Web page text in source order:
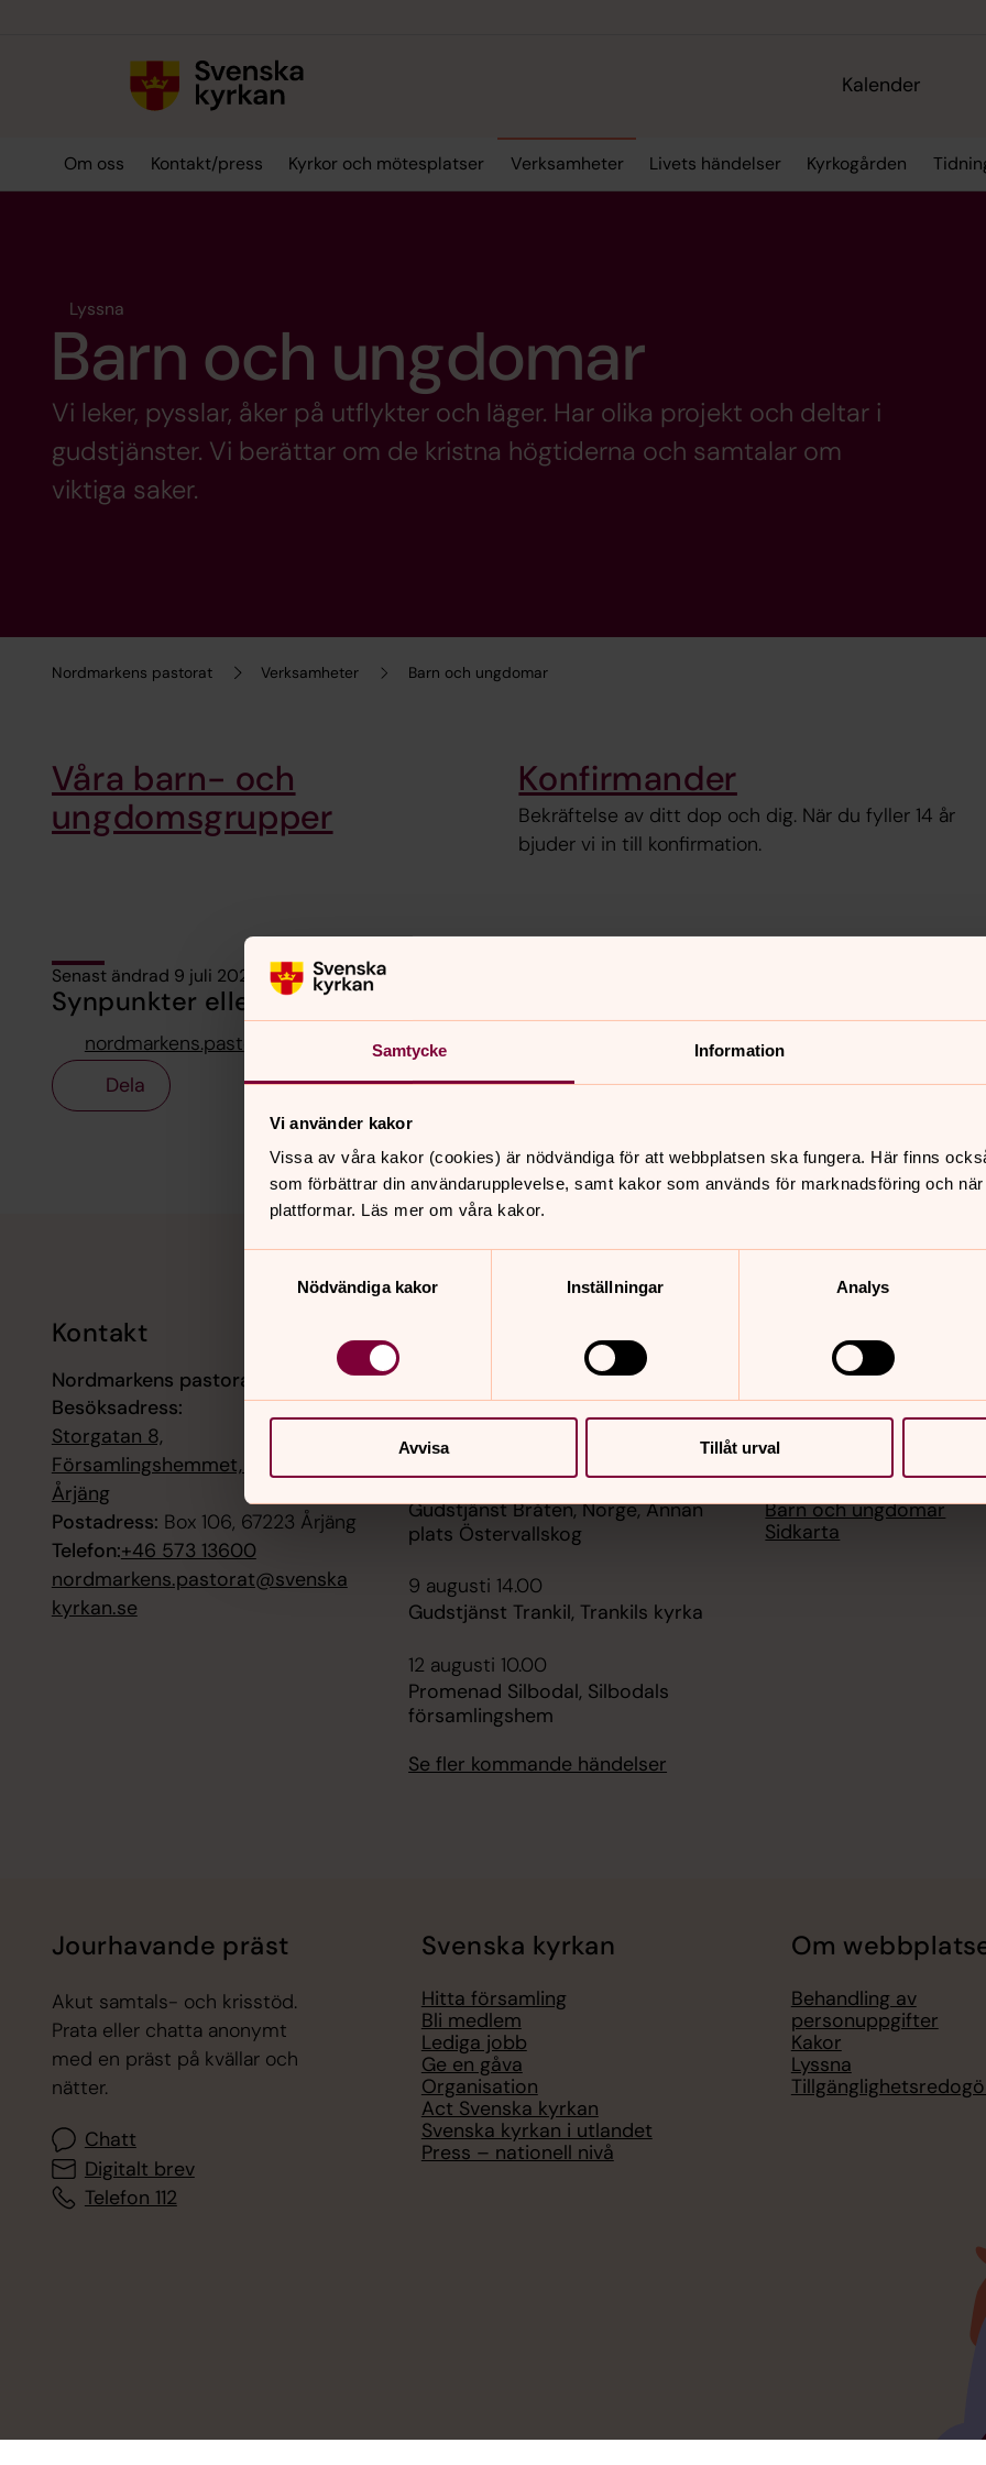
Samtycke Information
Vi använder kakor
Vissa av våra kakor (cookies) är nödvändiga för att webbplatsen ska fungera. Här finns
som förbättrar din användarupplevelse, samt kakor som används för marknadsföring och
plattformar. Läs mer om våra kakor.
Nödvändiga kakor
Inställningar Analys
Avvisa Tillåt urval
Kalender
Om oss Kontakt/press Kyrkor och mötesplatser Verksamheter Livets händelser Kyrkogården
Nordmarkens pastorat Verksamheter Barn och ungdomar
Lyssna
Barn och ungdomar
Vi leker, pysslar, åker på utflykter och läger. Har olika projekt och deltar i
gudstjänster. Vi berättar om de kristna högtiderna och samtalar om
viktiga saker.
Våra barn- och
ungdomsgrupper
Konfirmander
Bekräftelse av ditt dop och dig. När du fyller 14 år
bjuder vi in till konfirmation.
Senast ändrad 9 juli 2026
Synpunkter eller frågor på sidans innehåll?
nordmarkens.pastorat@svenskakyrkan.se
Dela
Kontakt
Nordmarkens pastorat
Besöksadress:
Storgatan 8,
Församlingshemmet, 67231
Årjäng
Postadress: Box 106, 67223 Årjäng
Telefon:+46 573 13600
nordmarkens.pastorat@svenska
kyrkan.se
Sommarmusik med andakt -
9 augusti 11.00
Gudstjänst Bråten, Norge, Annan
plats Östervallskog
9 augusti 14.00
Gudstjänst Trankil, Trankils kyrka
12 augusti 10.00
Promenad Silbodal, Silbodals
församlingshem
Se fler kommande händelser
Hitta snabbt
Kontakt/press
Om oss
Tidningen kyrknytt
Är din gravsten säker?
Barn och ungdomar
Sidkarta
Jourhavande präst
Akut samtals- och krisstöd.
Prata eller chatta anonymt
med en präst på kvällar och
nätter.
Chatt
Digitalt brev
Telefon 112
Svenska kyrkan
Hitta församling
Bli medlem
Lediga jobb
Ge en gåva
Organisation
Act Svenska kyrkan
Svenska kyrkan i utlandet
Press – nationell nivå
Om
Behandling av
personuppgifter
Kakor
Lyssna